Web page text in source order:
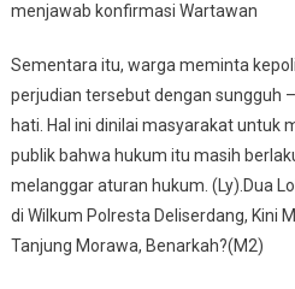
menjawab konfirmasi Wartawan
Sementara itu, warga meminta
perjudian tersebut dengan sungguh
hati. Hal ini dinilai masyarakat untuk
publik bahwa hukum itu masih
melanggar aturan hukum. (Ly).Dua
di Wilkum Polresta Deliserdang, Kini
Tanjung Morawa, Benarkah?(M2)